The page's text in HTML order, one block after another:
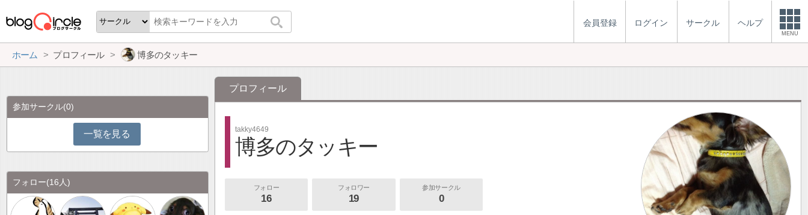
会員登録 ログイン サークル ヘルプ
MENU
ホーム プロフィール 博多のタッキー
プロフィール
takky4649
博多のタッキー
フォロー
16
フォロワー
19
参加サークル
0
参加サークル(0)
一覧を見る
フォロー(16人)